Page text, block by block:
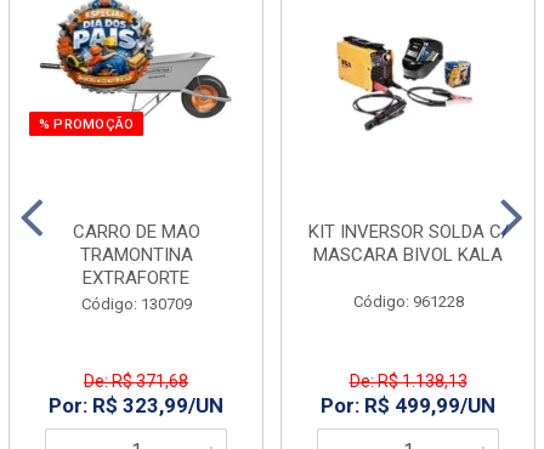
% PROMOÇÃO
CARRO DE MAO
TRAMONTINA
EXTRAFORTE
Código: 130709
De: R$ 371,68
Por: R$ 323,99/UN
KIT INVERSOR SOLDA C/
MASCARA BIVOL KALA
Código: 961228
De: R$ 1.138,13
Por: R$ 499,99/UN